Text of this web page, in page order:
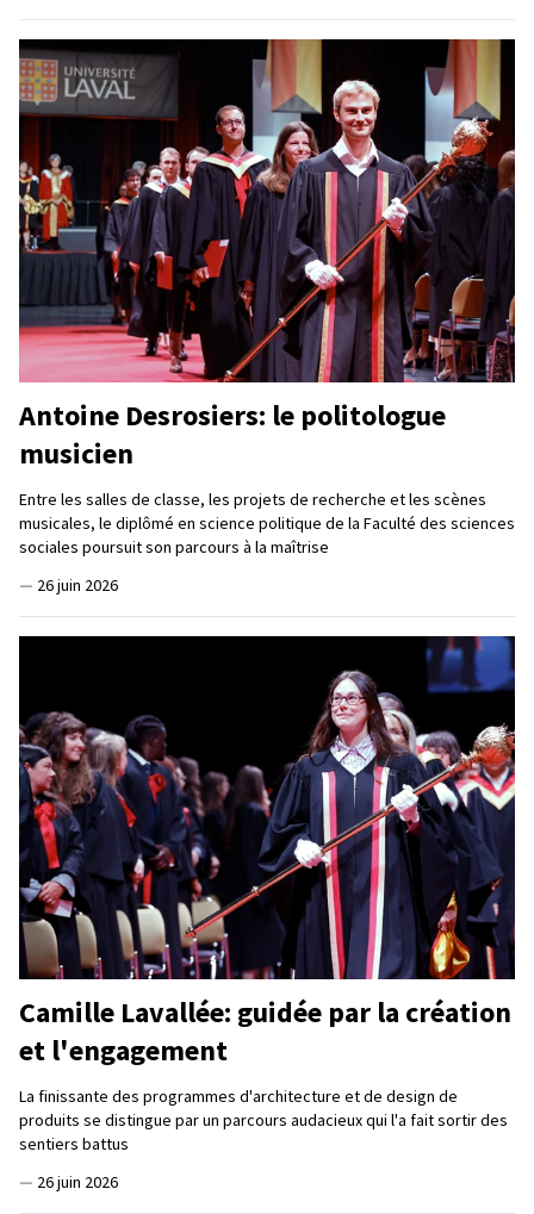
Antoine Desrosiers: le politologue
musicien
Entre les salles de classe, les projets de recherche et les scènes
musicales, le diplômé en science politique de la Faculté des sciences
sociales poursuit son parcours à la maîtrise
— 26 juin 2026
Camille Lavallée: guidée par la création
et l'engagement
La finissante des programmes d'architecture et de design de
produits se distingue par un parcours audacieux qui l'a fait sortir des
sentiers battus
— 26 juin 2026